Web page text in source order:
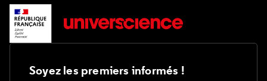
Soyez les premiers informés !